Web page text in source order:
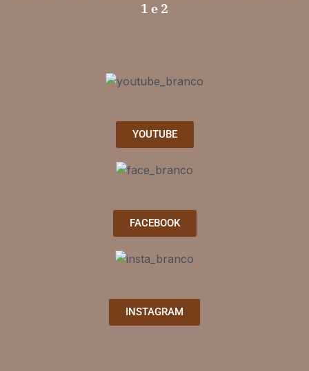
1 e 2
YOUTUBE
FACEBOOK
INSTAGRAM